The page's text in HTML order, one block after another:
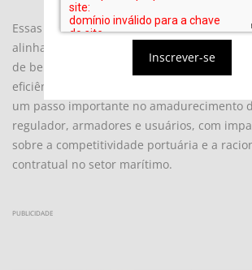
Inscrever-se
Essas mudanças, além de refletirem uma
alinhada às melhores práticas
de beneficiar diretamente os usuários e de
eficiência logística do comércio exterior
um passo importante no amadurecimento
regulador, armadores e usuários, com
sobre a competitividade portuária e a
contratual no setor marítimo.
PUBLICIDADE